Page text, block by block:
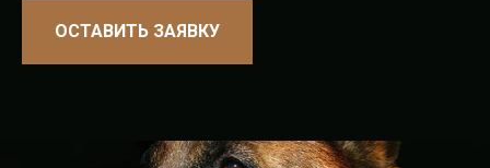
ОСТАВИТЬ ЗАЯВКУ